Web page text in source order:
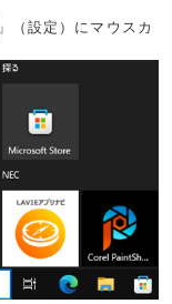
」（設定）にマウスカ